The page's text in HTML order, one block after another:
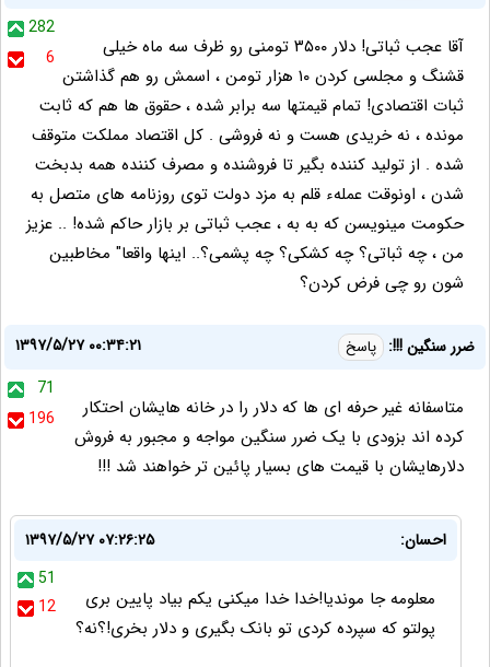
282
6
آقا عجب ثباتی! دلار ۳۵۰۰ تومنی رو ظرف سه ماه خیلی
قشنگ و مجلسی کردن ۱۰ هزار تومن ، اسمش رو هم گذاشتن
ثبات اقتصادی! تمام قیمتها سه برابر شده ، حقوق ها هم که ثابت
مونده ، نه خریدی هست و نه فروشی . کل اقتصاد مملکت متوقف
شده . از تولید کننده بگیر تا فروشنده و مصرف کننده همه بدبخت
شدن ، اونوقت عملهء قلم به مزد دولت توی روزنامه های متصل به
حکومت مینویسن که به به ، عجب ثباتی بر بازار حاکم شده! .. عزیز
من ، چه ثباتی؟ چه کشکی؟ چه پشمی؟.. اینها واقعا" مخاطبین
شون رو چی فرض کردن؟
ضرر سنگین !!!: پاسخ
۱۳۹۷/۵/۲۷ ۰۰:۳۴:۲۱
71
196
متاسفانه غیر حرفه ای ها که دلار را در خانه هایشان احتکار
کرده اند بزودی با یک ضرر سنگین مواجه و مجبور به فروش
دلارهایشان با قیمت های بسیار پائین تر خواهند شد !!!
احسان:
۱۳۹۷/۵/۲۷ ۰۷:۲۶:۲۵
51
12
معلومه جا موندیا!خدا خدا میکنی یکم بیاد پایین بری
پولتو که سپرده کردی تو بانک بگیری و دلار بخری!؟نه؟